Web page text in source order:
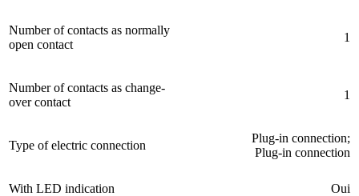
Number of contacts as normally
open contact
1
Number of contacts as change-
over contact
1
Type of electric connection
Plug-in connection;
Plug-in connection
With LED indication Oui